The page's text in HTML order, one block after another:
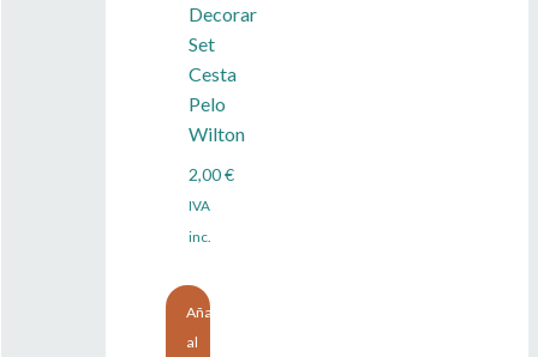
Decorar
Set
Cesta
Pelo
Wilton
2,00€
IVA
inc.
Añadir
al